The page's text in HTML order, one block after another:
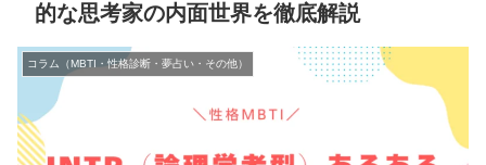
的な思考家の内面世界を徹底解説
コラム（MBTI・性格診断・夢占い・その他）